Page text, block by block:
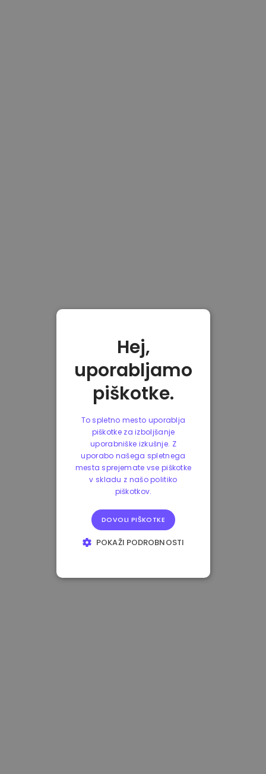
Hej,
uporabljamo
piškotke.
To spletno mesto uporablja
piškotke za izboljšanje
uporabniške izkušnje. Z
uporabo našega spletnega
mesta sprejemate vse piškotke
v skladu z našo politiko
piškotkov.
DOVOLI PIŠKOTKE
POKAŽI PODROBNOSTI